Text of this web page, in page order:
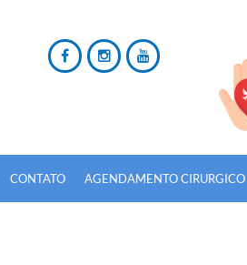
CONTATO AGENDAMENTO CIRURGICO